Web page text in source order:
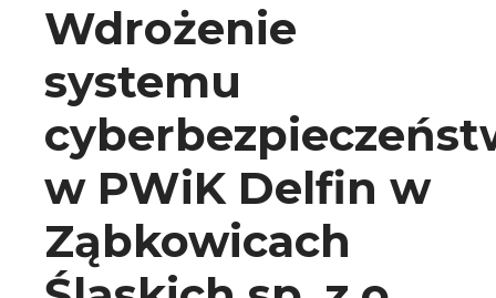
Wdrożenie
systemu
w PWiK Delfin w
Ząbkowicach